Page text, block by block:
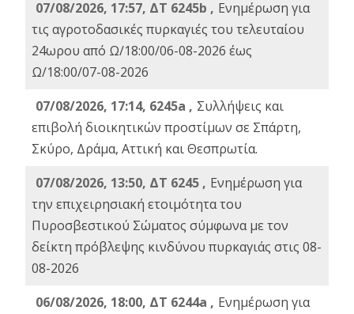
07/08/2026, 17:57, ΔΤ 6245b , Ενημέρωση για
τις αγροτοδασικές πυρκαγιές του τελευταίου
24ωρου από Ω/18:00/06-08-2026 έως
Ω/18:00/07-08-2026
07/08/2026, 17:14, 6245a , Συλλήψεις και
επιβολή διοικητικών προστίμων σε Σπάρτη,
Σκύρο, Δράμα, Αττική και Θεσπρωτία.
07/08/2026, 13:50, ΔΤ 6245 , Ενημέρωση για
την επιχειρησιακή ετοιμότητα του
Πυροσβεστικού Σώματος σύμφωνα με τον
δείκτη πρόβλεψης κινδύνου πυρκαγιάς στις 08-
08-2026
06/08/2026, 18:00, ΔΤ 6244a , Ενημέρωση για